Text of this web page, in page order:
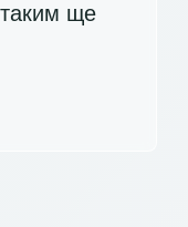
таким ще